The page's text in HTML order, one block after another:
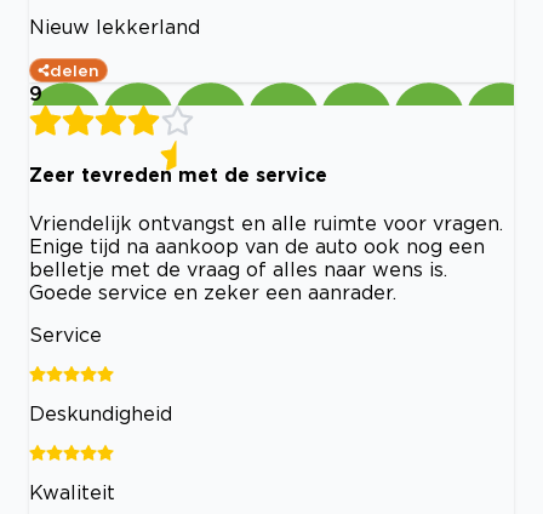
Nieuw lekkerland
delen
9
Zeer tevreden met de service
Vriendelijk ontvangst en alle ruimte voor vragen.
Enige tijd na aankoop van de auto ook nog een
belletje met de vraag of alles naar wens is.
Goede service en zeker een aanrader.
Service
Deskundigheid
Kwaliteit